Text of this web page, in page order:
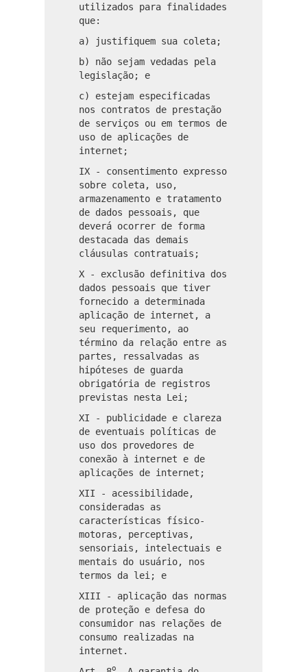
utilizados para finalidades
que:
a) justifiquem sua coleta;
b) não sejam vedadas pela
legislação; e
c) estejam especificadas
nos contratos de prestação
de serviços ou em termos de
uso de aplicações de
internet;
IX - consentimento expresso
sobre coleta, uso,
armazenamento e tratamento
de dados pessoais, que
deverá ocorrer de forma
destacada das demais
cláusulas contratuais;
X - exclusão definitiva dos
dados pessoais que tiver
fornecido a determinada
aplicação de internet, a
seu requerimento, ao
término da relação entre as
partes, ressalvadas as
hipóteses de guarda
obrigatória de registros
previstas nesta Lei;
XI - publicidade e clareza
de eventuais políticas de
uso dos provedores de
conexão à internet e de
aplicações de internet;
XII - acessibilidade,
consideradas as
características físico-
motoras, perceptivas,
sensoriais, intelectuais e
mentais do usuário, nos
termos da lei; e
XIII - aplicação das normas
de proteção e defesa do
consumidor nas relações de
consumo realizadas na
internet.
o